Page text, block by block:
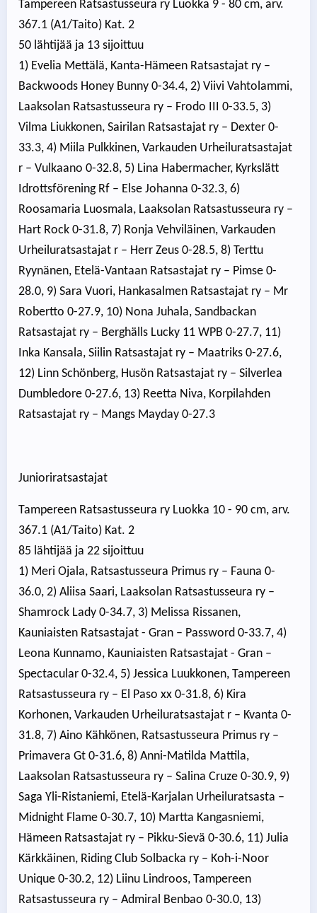
Tampereen Ratsastusseura ry Luokka 9 - 80 cm, arv.
367.1 (A1/Taito) Kat. 2
50 lähtijää ja 13 sijoittuu
1) Evelia Mettälä, Kanta-Hämeen Ratsastajat ry –
Backwoods Honey Bunny 0-34.4, 2) Viivi Vahtolammi,
Laaksolan Ratsastusseura ry – Frodo III 0-33.5, 3)
Vilma Liukkonen, Sairilan Ratsastajat ry – Dexter 0-
33.3, 4) Miila Pulkkinen, Varkauden Urheiluratsastajat
r – Vulkaano 0-32.8, 5) Lina Habermacher, Kyrkslätt
Idrottsförening Rf – Else Johanna 0-32.3, 6)
Roosamaria Luosmala, Laaksolan Ratsastusseura ry –
Hart Rock 0-31.8, 7) Ronja Vehviläinen, Varkauden
Urheiluratsastajat r – Herr Zeus 0-28.5, 8) Terttu
Ryynänen, Etelä-Vantaan Ratsastajat ry – Pimse 0-
28.0, 9) Sara Vuori, Hankasalmen Ratsastajat ry – Mr
Robertto 0-27.9, 10) Nona Juhala, Sandbackan
Ratsastajat ry – Berghälls Lucky 11 WPB 0-27.7, 11)
Inka Kansala, Siilin Ratsastajat ry – Maatriks 0-27.6,
12) Linn Schönberg, Husön Ratsastajat ry – Silverlea
Dumbledore 0-27.6, 13) Reetta Niva, Korpilahden
Ratsastajat ry – Mangs Mayday 0-27.3
Junioriratsastajat
Tampereen Ratsastusseura ry Luokka 10 - 90 cm, arv.
367.1 (A1/Taito) Kat. 2
85 lähtijää ja 22 sijoittuu
1) Meri Ojala, Ratsastusseura Primus ry – Fauna 0-
36.0, 2) Aliisa Saari, Laaksolan Ratsastusseura ry –
Shamrock Lady 0-34.7, 3) Melissa Rissanen,
Kauniaisten Ratsastajat - Gran – Password 0-33.7, 4)
Leona Kunnamo, Kauniaisten Ratsastajat - Gran –
Spectacular 0-32.4, 5) Jessica Luukkonen, Tampereen
Ratsastusseura ry – El Paso xx 0-31.8, 6) Kira
Korhonen, Varkauden Urheiluratsastajat r – Kvanta 0-
31.8, 7) Aino Kähkönen, Ratsastusseura Primus ry –
Primavera Gt 0-31.6, 8) Anni-Matilda Mattila,
Laaksolan Ratsastusseura ry – Salina Cruze 0-30.9, 9)
Saga Yli-Ristaniemi, Etelä-Karjalan Urheiluratsasta –
Midnight Flame 0-30.7, 10) Martta Kangasniemi,
Hämeen Ratsastajat ry – Pikku-Sievä 0-30.6, 11) Julia
Kärkkäinen, Riding Club Solbacka ry – Koh-i-Noor
Unique 0-30.2, 12) Liinu Lindroos, Tampereen
Ratsastusseura ry – Admiral Benbao 0-30.0, 13)